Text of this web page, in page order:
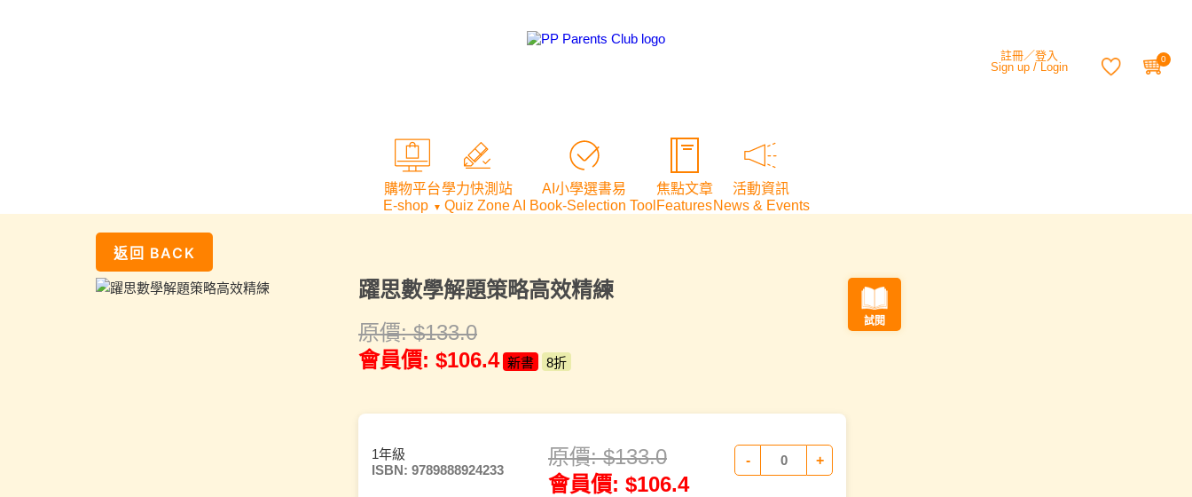
註冊／登入
Sign up / Login
0
購物平台
E-shop
▼
學力快測站
Quiz Zone
AI小學選書易
AI Book-Selection Tool
焦點文章
Features
活動資訊
News & Events
躍思數學解題策略高效精練
原價:$133.0
會員價: $106.4 新書 8折
1年級
ISBN: 9789888924233
原價:$133.0
會員價: $106.4
- +
試閱